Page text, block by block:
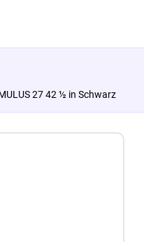
27 42 ½ in Schwarz